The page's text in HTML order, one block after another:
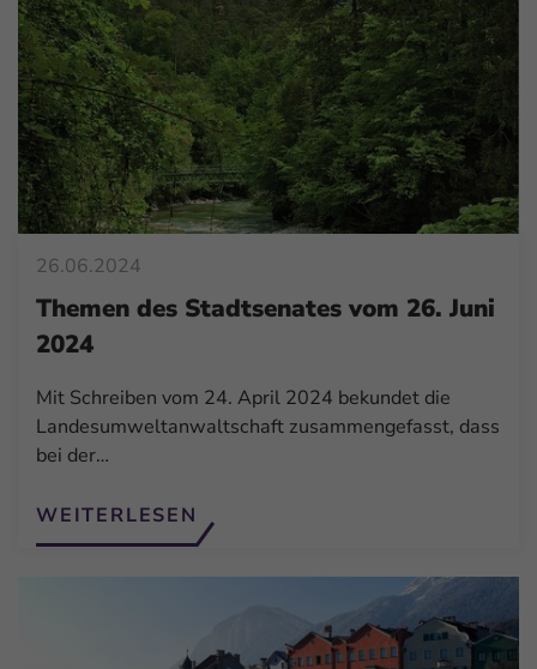
26.06.2024
Themen des Stadtsenates vom 26. Juni
2024
Mit Schreiben vom 24. April 2024 bekundet die
Landesumweltanwaltschaft zusammengefasst, dass
bei der…
WEITERLESEN